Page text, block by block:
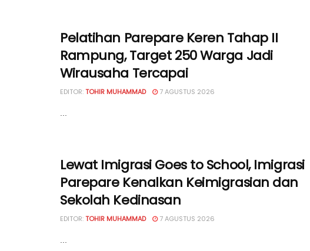
Pelatihan Parepare Keren Tahap II
Rampung, Target 250 Warga Jadi
Wirausaha Tercapai
EDITOR:TOHIR MUHAMMAD 7 AGUSTUS 2026
Lewat Imigrasi Goes to School, Imigrasi
Parepare Kenalkan Keimigrasian dan
Sekolah Kedinasan
EDITOR:TOHIR MUHAMMAD 7 AGUSTUS 2026